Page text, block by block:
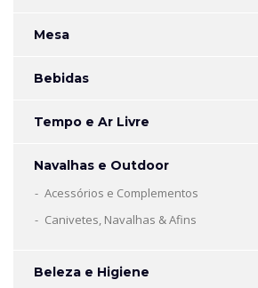
Mesa
Bebidas
Tempo e Ar Livre
Navalhas e Outdoor
Acessórios e Complementos
Canivetes, Navalhas & Afins
Beleza e Higiene